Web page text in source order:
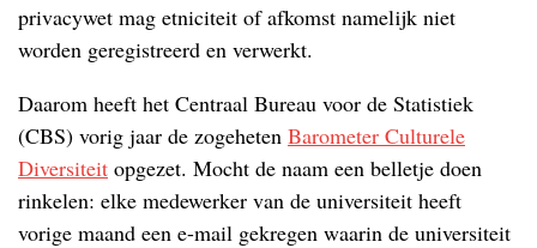
privacywet mag etniciteit of afkomst namelijk niet
worden geregistreerd en verwerkt.
Daarom heeft het Centraal Bureau voor de Statistiek
(CBS) vorig jaar de zogeheten Barometer Culturele
Diversiteit opgezet. Mocht de naam een belletje doen
rinkelen: elke medewerker van de universiteit heeft
vorige maand een e-mail gekregen waarin de universiteit